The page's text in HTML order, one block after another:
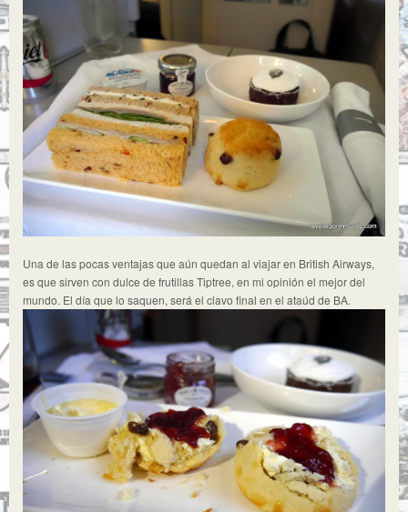
Una de las pocas ventajas que aún quedan al viajar en British Airways,
es que sirven con dulce de frutillas Tiptree, en mi opinión el mejor del
mundo. El día que lo saquen, será el clavo final en el ataúd de BA.